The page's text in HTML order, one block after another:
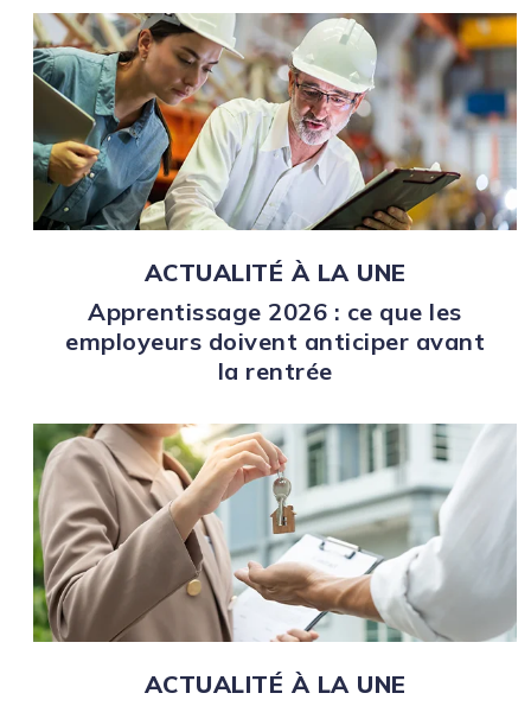
ACTUALITÉ À LA UNE
Apprentissage 2026 : ce que les
employeurs doivent anticiper avant
la rentrée
ACTUALITÉ À LA UNE